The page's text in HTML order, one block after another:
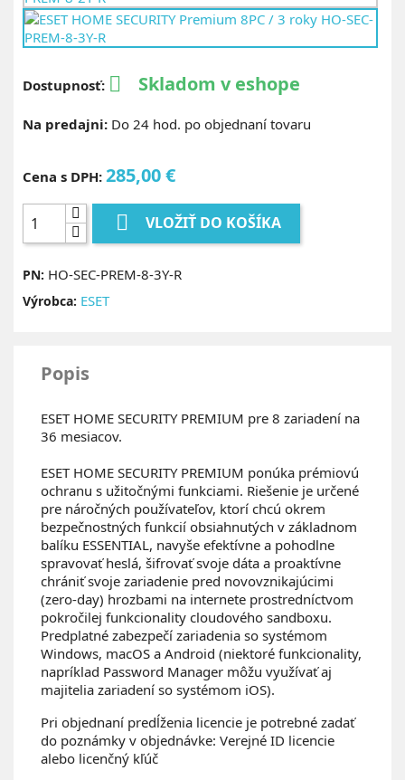
Dostupnosť:  Skladom v eshope
Na predajni: Do 24 hod. po objednaní tovaru
Cena s DPH: 285,00 €
 VLOŽIŤ DO KOŠÍKA
PN: HO-SEC-PREM-8-3Y-R
Výrobca: ESET
Popis
ESET HOME SECURITY PREMIUM pre 8 zariadení na
36 mesiacov.
ESET HOME SECURITY PREMIUM ponúka prémiovú
ochranu s užitočnými funkciami. Riešenie je určené
pre náročných používateľov, ktorí chcú okrem
bezpečnostných funkcií obsiahnutých v základnom
balíku ESSENTIAL, navyše efektívne a pohodlne
spravovať heslá, šifrovať svoje dáta a proaktívne
chrániť svoje zariadenie pred novovznikajúcimi
(zero-day) hrozbami na internete prostredníctvom
pokročilej funkcionality cloudového sandboxu.
Predplatné zabezpečí zariadenia so systémom
Windows, macOS a Android (niektoré funkcionality,
napríklad Password Manager môžu využívať aj
majitelia zariadení so systémom iOS).
Pri objednaní predĺženia licencie je potrebné zadať
do poznámky v objednávke: Verejné ID licencie
alebo licenčný kľúč